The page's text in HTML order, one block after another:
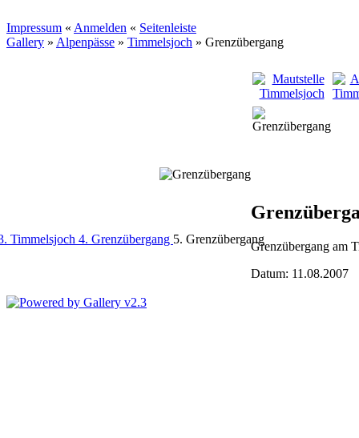
Impressum « Anmelden « Seitenleiste
Gallery » Alpenpässe » Timmelsjoch » Grenzübergang
Grenzübergang am
Datum: 11.08.2007
Timmelsjoch 4. Grenzübergang 5. Grenzübergang